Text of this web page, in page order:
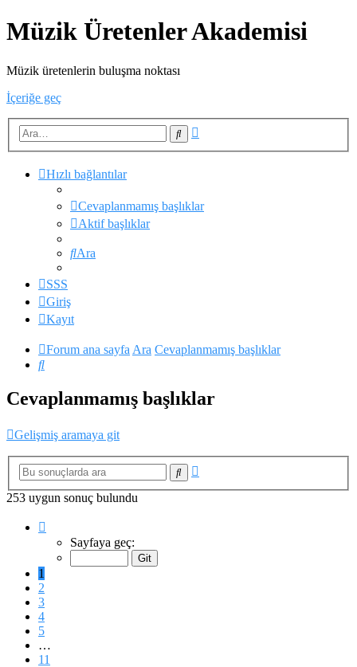
Müzik Üretenler Akademisi
Müzik üretenlerin buluşma noktası
İçeriğe geç
Ara
Hızlı bağlantılar
Cevaplanmamış başlıklar
Aktif başlıklar
Ara
SSS
Giriş
Kayıt
Forum ana sayfaAra Cevaplanmamış başlıklar
Ara
Cevaplanmamış başlıklar
Gelişmiş aramaya git
Ara
253 uygun sonuç bulundu
sayfa
(Toplam
Sayfaya geç:
1
2
3
4
5
…
11